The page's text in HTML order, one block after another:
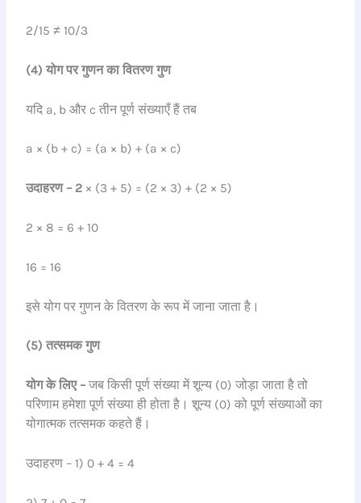
2/15 ≠ 10/3
(4) योग पर गुणन का वितरण गुण
यदि a, b और c तीन पूर्ण संख्याएँ हैं तब
a × (b + c) = (a × b) + (a × c)
उदाहरण – 2 × (3 + 5) = (2 × 3) + (2 × 5)
2 × 8 = 6 + 10
16 = 16
इसे योग पर गुणन के वितरण के रूप में जाना जाता है।
(5) तत्समक गुण
योग के लिए – जब किसी पूर्ण संख्या में शून्य (0) जोड़ा जाता है तो
परिणाम हमेशा पूर्ण संख्या ही होता है। शून्य (0) को पूर्ण संख्याओं का
योगात्मक तत्समक कहते हैं।
उदाहरण – 1) 0 + 4 = 4